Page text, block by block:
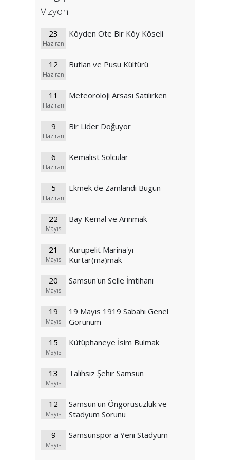
Vizyon
23
Haziran
Köyden Öte Bir Köy Köseli
12
Haziran
Butlan ve Pusu Kültürü
11
Haziran
Meteoroloji Arsası Satılırken
9
Haziran
Bir Lider Doğuyor
6
Haziran
Kemalist Solcular
5
Haziran
Ekmek de Zamlandı Bugün
22
Mayıs
Bay Kemal ve Arınmak
21
Mayıs
Kurupelit Marina'yı
Kurtar(ma)mak
20
Mayıs
Samsun'un Selle İmtihanı
19
Mayıs
19 Mayıs 1919 Sabahı Genel
Görünüm
15
Mayıs
Kütüphaneye İsim Bulmak
13
Mayıs
Talihsiz Şehir Samsun
12
Mayıs
Samsun'un Öngörüsüzlük ve
Stadyum Sorunu
9
Mayıs
Samsunspor'a Yeni Stadyum